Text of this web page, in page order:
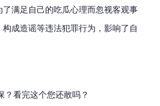
满足自己的吃瓜心理而忽视客观事
成造谣等违法犯罪行为，影响了自
？看完这个您还敢吗？